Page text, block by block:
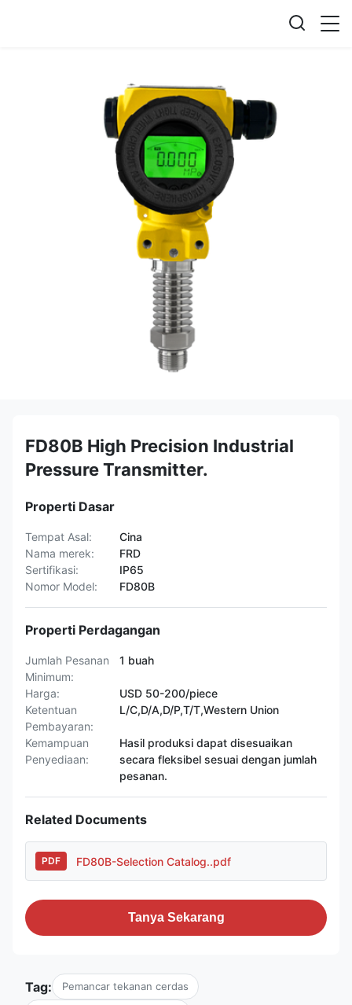
FD80B High Precision Industrial
Pressure Transmitter.
Properti Dasar
Tempat Asal:
Cina
Nama merek:
FRD
Sertifikasi:
IP65
Nomor Model:
FD80B
Properti Perdagangan
Jumlah Pesanan
Minimum:
1 buah
Harga:
USD 50-200/piece
Ketentuan
Pembayaran:
L/C,D/A,D/P,T/T,Western Union
Kemampuan
Penyediaan:
Hasil produksi dapat disesuaikan
secara fleksibel sesuai dengan jumlah
pesanan.
Related Documents
PDF FD80B-Selection Catalog..pdf
Tanya Sekarang
Tag: Pemancar tekanan cerdas